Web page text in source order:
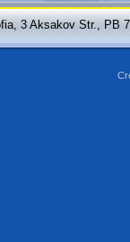
3 Aksakov Str., PB